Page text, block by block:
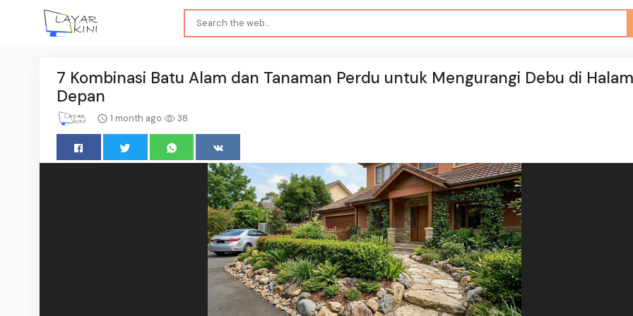
7 Kombinasi Batu Alam dan Tanaman Perdu untuk Mengurangi Debu di
Depan
1 month ago 38